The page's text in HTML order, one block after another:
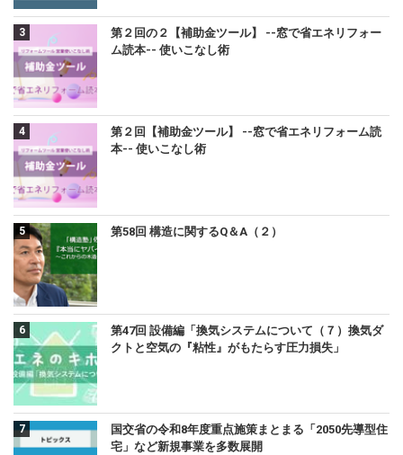
第２回の２【補助金ツール】 --窓で省エネリフォー
ム読本-- 使いこなし術
第２回【補助金ツール】 --窓で省エネリフォーム読
本-- 使いこなし術
第58回 構造に関するQ＆A（２）
第47回 設備編「換気システムについて（７）換気ダ
クトと空気の『粘性』がもたらす圧力損失」
国交省の令和8年度重点施策まとまる「2050先導型住
宅」など新規事業を多数展開